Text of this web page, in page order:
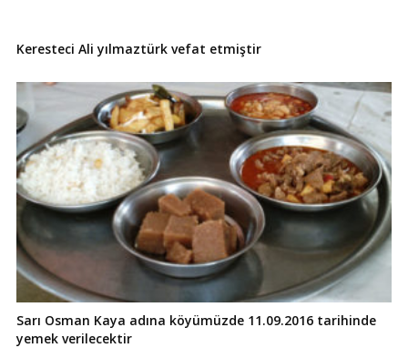
Keresteci Ali yılmaztürk vefat etmiştir
Sarı Osman Kaya adına köyümüzde 11.09.2016 tarihinde
yemek verilecektir